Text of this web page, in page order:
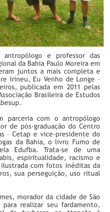
e professor das
da Bahia Paulo Moreira em
juntos a mais completa e
Irineu, Eu Venho de Longe –
publicada em 2011 pelas
Brasileira de Estudos
parceria com o antropólogo
de pós-graduação do Centro
– Cetap e vice-presidente do
da Bahia, o livro Fumo de
Edufba. Trata-se de uma
espiritualidade, racismo e
com fotos inéditas da
sua perseguição, uso ritual
morador da cidade de São
realizar seu fardamento,